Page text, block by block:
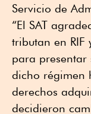
Servicio de
“El SAT
tributan en
para presentar
dicho régimen
derechos
decidieron